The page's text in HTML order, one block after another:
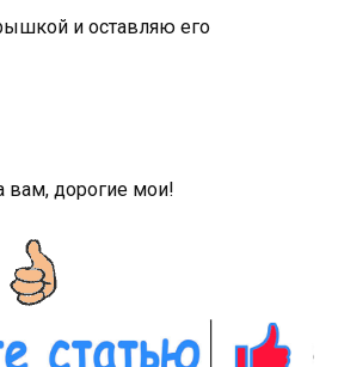
и оставляю его
вам, дорогие мои!